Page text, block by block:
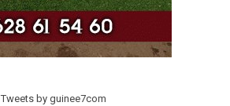
Tweets by guinee7com